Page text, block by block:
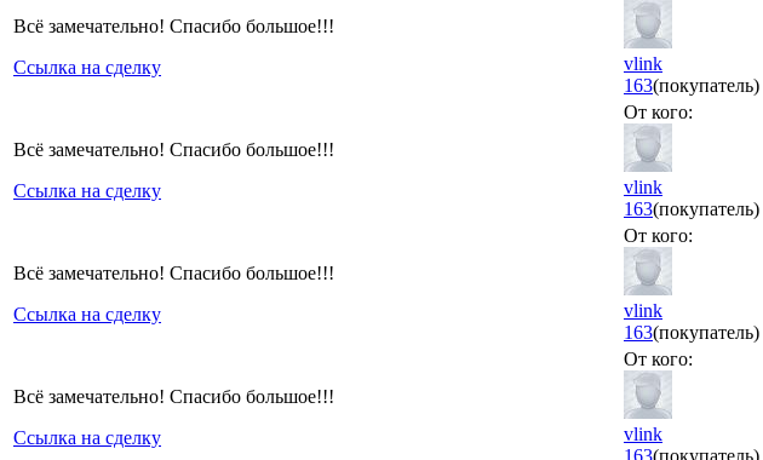
Всё замечательно! Спасибо большое!!!
Ссылка на сделку
vlink
163(покупатель)
Всё замечательно! Спасибо большое!!!
Ссылка на сделку
От кого:
vlink
163(покупатель)
Всё замечательно! Спасибо большое!!!
Ссылка на сделку
От кого:
vlink
163(покупатель)
Всё замечательно! Спасибо большое!!!
Ссылка на сделку
От кого:
vlink
163(покупатель)